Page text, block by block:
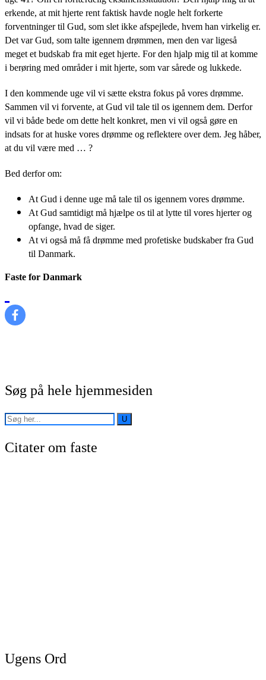
erkende, at mit hjerte rent faktisk havde nogle helt forkerte
forventninger til Gud, som slet ikke afspejlede, hvem han virkelig er.
Det var Gud, som talte igennem drømmen, men den var ligeså
meget et budskab fra mit eget hjerte. For den hjalp mig til at komme
i berøring med områder i mit hjerte, som var sårede og lukkede.
I den kommende uge vil vi sætte ekstra fokus på vores drømme.
Sammen vil vi forvente, at Gud vil tale til os igennem dem. Derfor
vil vi både bede om dette helt konkret, men vi vil også gøre en
indsats for at huske vores drømme og reflektere over dem. Jeg håber,
at du vil være med … ?
Bed derfor om:
At Gud i denne uge må tale til os igennem vores drømme.
At Gud samtidigt må hjælpe os til at lytte til vores hjerter og
opfange, hvad de siger.
At vi også må få drømme med profetiske budskaber fra Gud
til Danmark.
Faste for Danmark
Søg på hele hjemmesiden
Citater om faste
Ugens Ord